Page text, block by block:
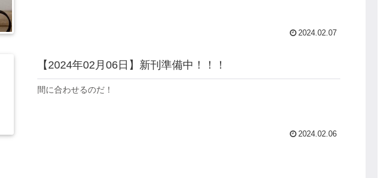
2024.02.07
【2024年02月06日】新刊準備中！！！
間に合わせるのだ！
2024.02.06